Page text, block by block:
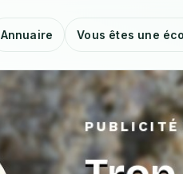
Annuaire Vous êtes une